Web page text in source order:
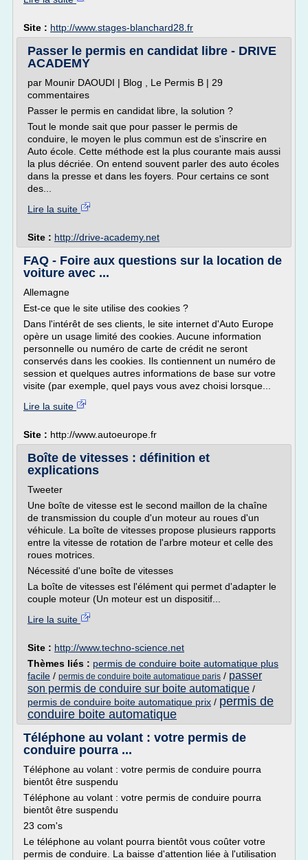
Site : http://www.stages-blanchard28.fr
Passer le permis en candidat libre - DRIVE
ACADEMY
par Mounir DAOUDI | Blog , Le Permis B | 29
commentaires
Passer le permis en candidat libre, la solution ?
Tout le monde sait que pour passer le permis de
conduire, le moyen le plus commun est de s'inscrire en
Auto école. Cette méthode est la plus courante mais aussi
la plus décriée. On entend souvent parler des auto écoles
dans la presse et dans les foyers. Pour certains ce sont
des...
Lire la suite
Site : http://drive-academy.net
FAQ - Foire aux questions sur la location de
voiture avec ...
Allemagne
Est-ce que le site utilise des cookies ?
Dans l'intérêt de ses clients, le site internet d'Auto Europe
opère un usage limité des cookies. Aucune information
personnelle ou numéro de carte de crédit ne seront
conservés dans les cookies. Ils contiennent un numéro de
session et quelques autres informations de base sur votre
visite (par exemple, quel pays vous avez choisi lorsque...
Lire la suite
Site : http://www.autoeurope.fr
Boîte de vitesses : définition et
explications
Tweeter
Une boîte de vitesse est le second maillon de la chaîne
de transmission du couple d'un moteur au roues d'un
véhicule. La boîte de vitesses propose plusieurs rapports
entre la vitesse de rotation de l'arbre moteur et celle des
roues motrices.
Nécessité d'une boîte de vitesses
La boîte de vitesses est l'élément qui permet d'adapter le
couple moteur (Un moteur est un dispositif...
Lire la suite
Site : http://www.techno-science.net
Thèmes liés : permis de conduire boite automatique plus
facile / permis de conduire boite automatique paris / passer
son permis de conduire sur boite automatique /
permis de conduire boite automatique prix / permis de
conduire boite automatique
Téléphone au volant : votre permis de
conduire pourra ...
Téléphone au volant : votre permis de conduire pourra
bientôt être suspendu
Téléphone au volant : votre permis de conduire pourra
bientôt être suspendu
23 com's
Le téléphone au volant pourra bientôt vous coûter votre
permis de conduire. La baisse d'attention liée à l'utilisation